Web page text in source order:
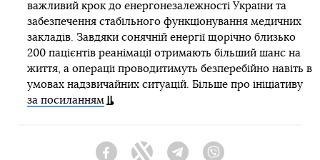
важливий крок до енергонезалежності України та
забезпечення стабільного функціонування медичних
закладів. Завдяки сонячній енергії щорічно близько
200 пацієнтів реанімації отримають більший шанс на
життя, а операції проводитимуть безперебійно навіть в
умовах надзвичайних ситуацій. Більше про ініціативу
за посиланням